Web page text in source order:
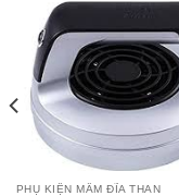
PHỤ KIỆN MÂM ĐĨA THAN